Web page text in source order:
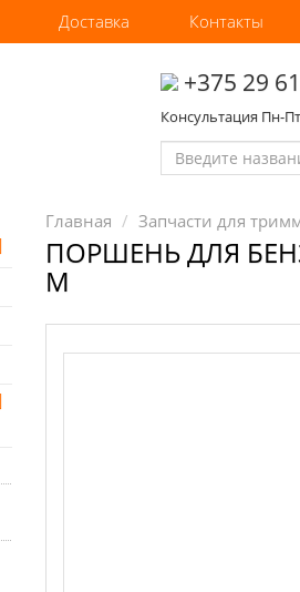
Доставка Контакты
‎+375 29
Консультация Пн-
Главная Запчасти для
ПОРШЕНЬ ДЛЯ
M